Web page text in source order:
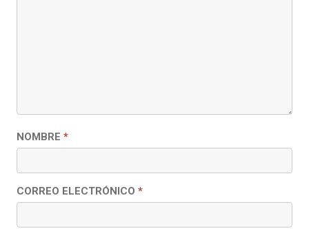
NOMBRE *
CORREO ELECTRÓNICO *